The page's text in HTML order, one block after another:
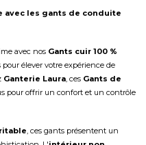
avec les gants de conduite
avec nos Gants cuir 100 %
élever votre expérience de
Ganterie Laura, ces Gants de
pour offrir un confort et un contrôle
, ces gants présentent un